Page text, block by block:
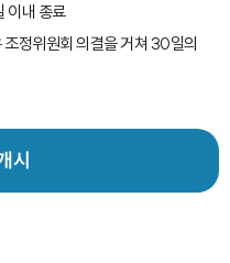
이내 종료
위원회 의결을 거쳐 30일의
시